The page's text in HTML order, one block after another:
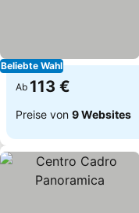
Beliebte Wahl
Ab 113 €
Preise von 9 Websites